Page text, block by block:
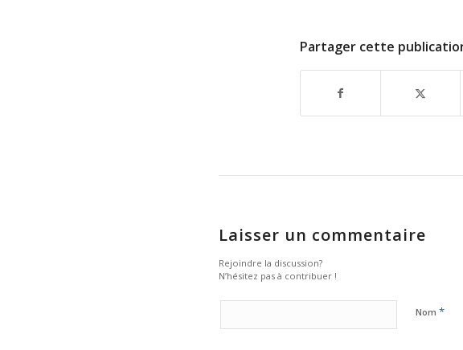
Partager cette
Laisser un commentaire
Rejoindre la discussion?
N’hésitez pas à contribuer !
Nom *